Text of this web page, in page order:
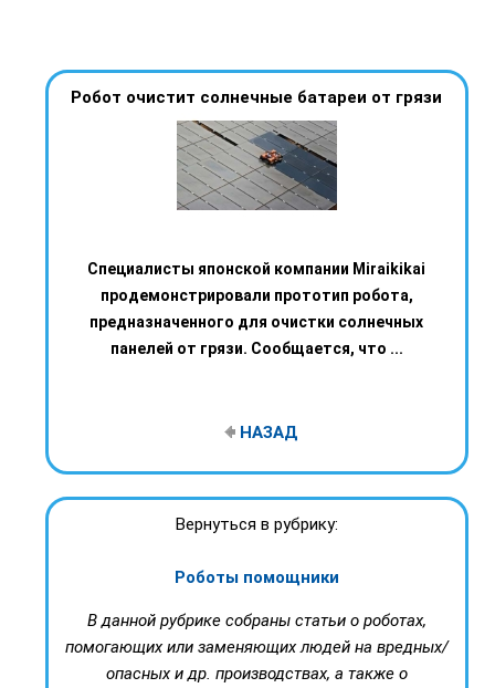
Робот очистит солнечные батареи от грязи
Специалисты японской компании Miraikikai
продемонстрировали прототип робота,
предназначенного для очистки солнечных
панелей от грязи. Сообщается, что ...
НАЗАД
Вернуться в рубрику:
Роботы помощники
В данной рубрике собраны статьи о роботах,
помогающих или заменяющих людей на вредных/
опасных и др. производствах, а также о